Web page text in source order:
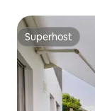
Superhost
Superhost